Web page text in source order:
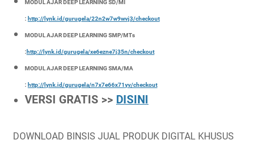
MODUL AJAR DEEP LEARNING SD/MI
: http://lynk.id/gurugela/22n2w7w9wvj3/checkout
MODUL AJAR DEEP LEARNING SMP/MTs
: http://lynk.id/gurugela/xe6ezne7j35n/checkout
MODUL AJAR DEEP LEARNING SMA/MA
: http://lynk.id/gurugela/n7x7e66x71yv/checkout
VERSI GRATIS >> DISINI
DOWNLOAD BINSIS JUAL PRODUK DIGITAL KHUSUS